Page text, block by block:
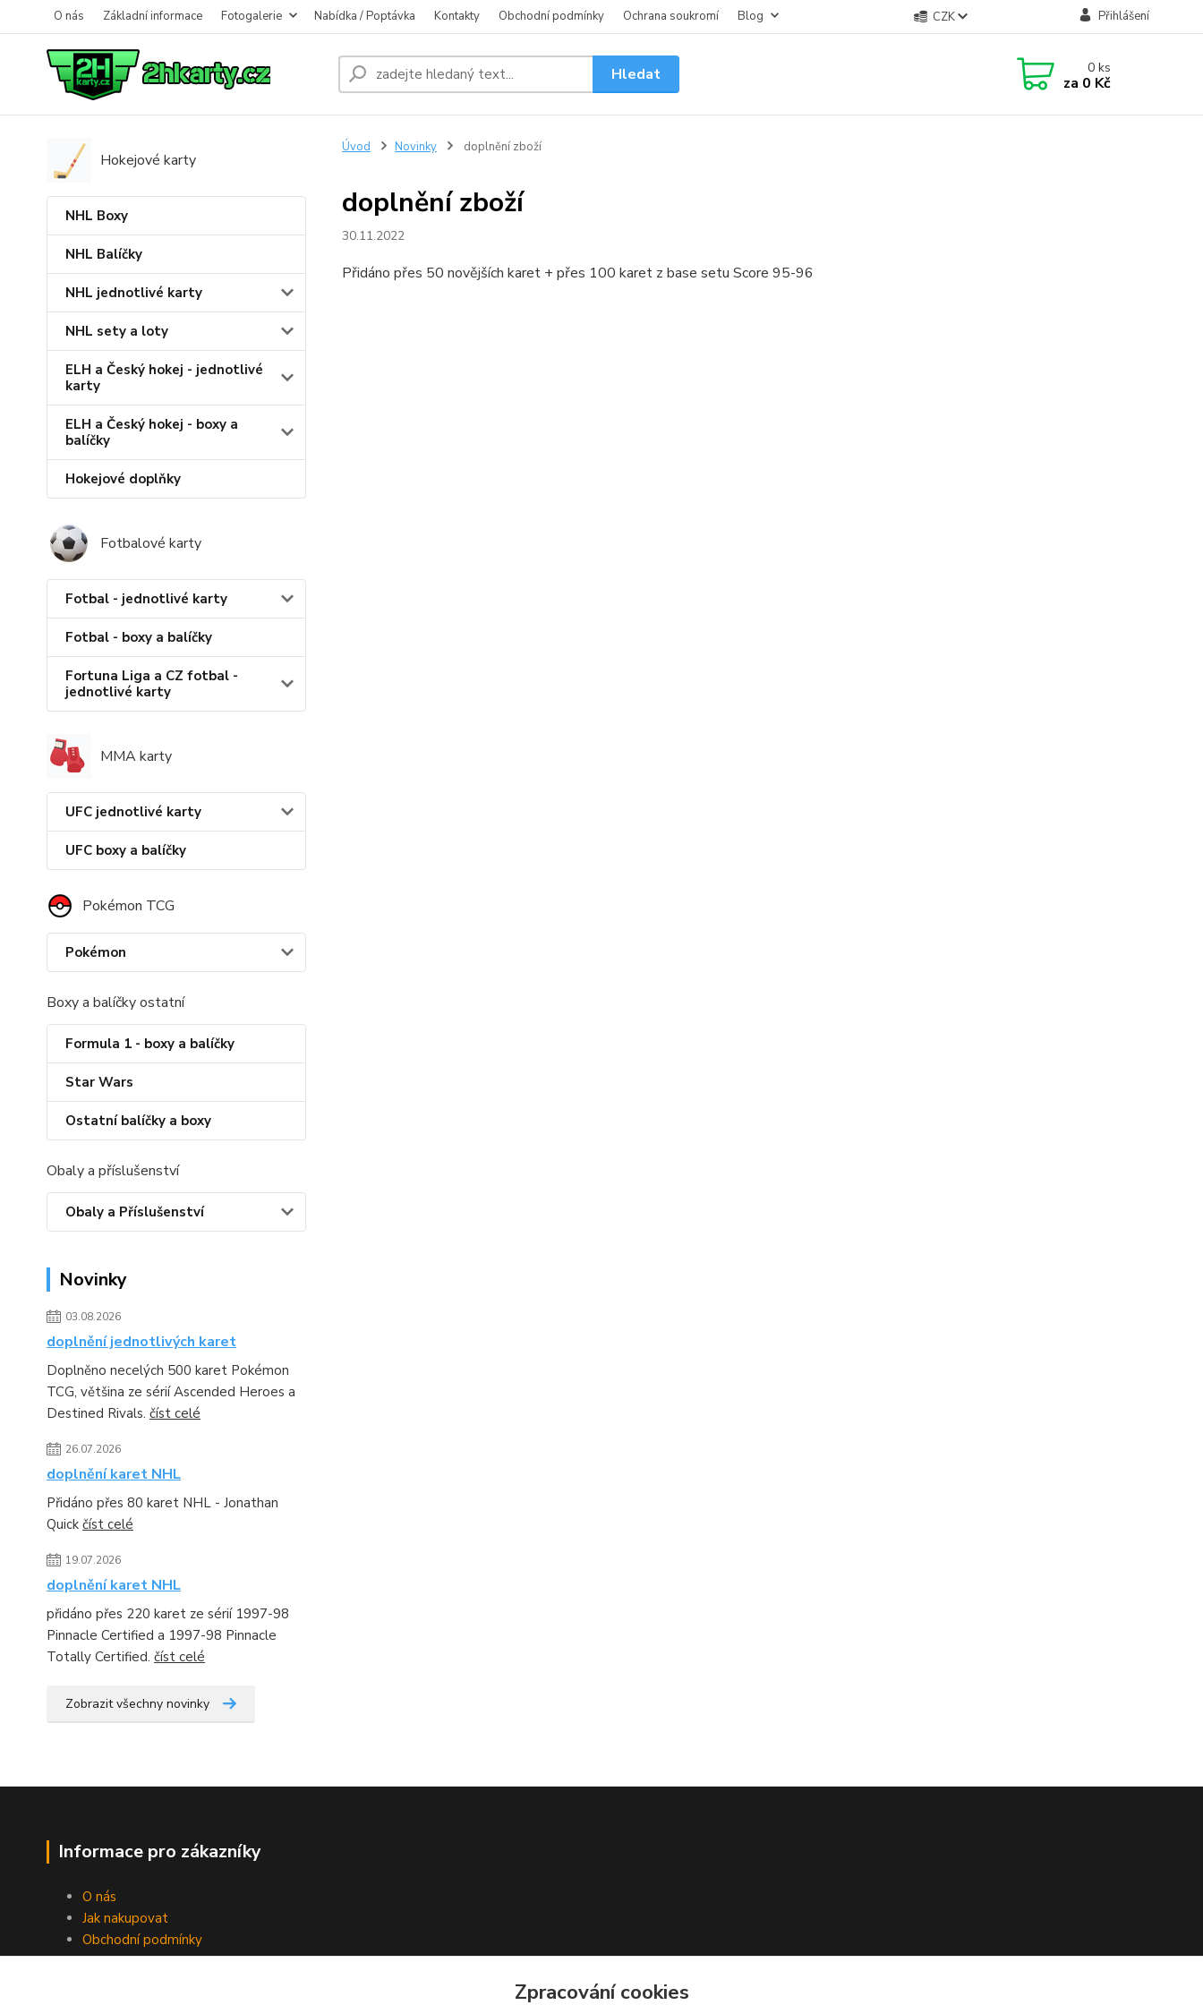
O nás Základní informace Fotogalerie Nabídka / Poptávka Kontakty Obchodní podmínky Ochrana soukromí Blog CZK Přihlášení
Hledat 0ks
za 0 Kč
Hokejové karty
NHL Boxy
NHL Balíčky
NHL jednotlivé karty
NHL sety a loty
ELH a Český hokej - jednotlivé
karty
ELH a Český hokej - boxy a
balíčky
Hokejové doplňky
Fotbalové karty
Fotbal - jednotlivé karty
Fotbal - boxy a balíčky
Fortuna Liga a CZ fotbal -
jednotlivé karty
MMA karty
UFC jednotlivé karty
UFC boxy a balíčky
Pokémon TCG
Pokémon
Boxy a balíčky ostatní
Formula 1 - boxy a balíčky
Star Wars
Ostatní balíčky a boxy
Obaly a příslušenství
Obaly a Příslušenství
Novinky
03.08.2026
doplnění jednotlivých karet
Doplněno necelých 500 karet Pokémon
TCG, většina ze sérií Ascended Heroes a
Destined Rivals. číst celé
26.07.2026
doplnění karet NHL
Přidáno přes 80 karet NHL - Jonathan
Quick číst celé
19.07.2026
doplnění karet NHL
přidáno přes 220 karet ze sérií 1997-98
Pinnacle Certified a 1997-98 Pinnacle
Totally Certified. číst celé
Zobrazit všechny novinky
Úvod Novinky doplnění zboží
doplnění zboží
30.11.2022
Přidáno přes 50 novějších karet + přes 100 karet z base setu Score 95-96
Informace pro zákazníky
O nás
Jak nakupovat
Obchodní podmínky
Fotogalerie
Zpracování cookies